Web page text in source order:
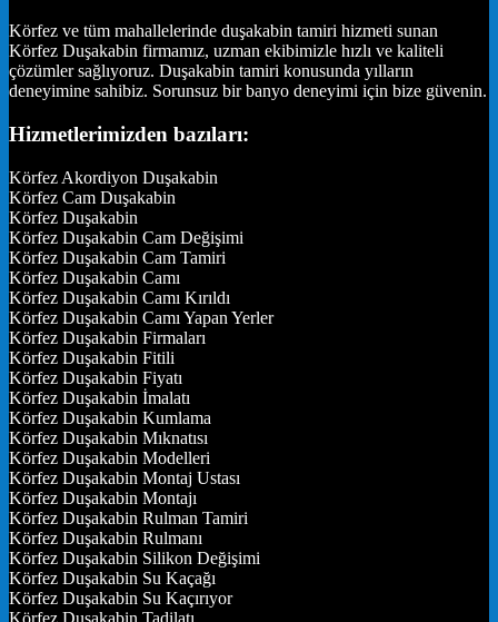
Körfez ve tüm mahallelerinde duşakabin tamiri hizmeti sunan
Körfez Duşakabin firmamız, uzman ekibimizle hızlı ve kaliteli
çözümler sağlıyoruz. Duşakabin tamiri konusunda yılların
deneyimine sahibiz. Sorunsuz bir banyo deneyimi için bize güvenin.
Hizmetlerimizden bazıları:
Körfez Akordiyon Duşakabin
Körfez Cam Duşakabin
Körfez Duşakabin
Körfez Duşakabin Cam Değişimi
Körfez Duşakabin Cam Tamiri
Körfez Duşakabin Camı
Körfez Duşakabin Camı Kırıldı
Körfez Duşakabin Camı Yapan Yerler
Körfez Duşakabin Firmaları
Körfez Duşakabin Fitili
Körfez Duşakabin Fiyatı
Körfez Duşakabin İmalatı
Körfez Duşakabin Kumlama
Körfez Duşakabin Mıknatısı
Körfez Duşakabin Modelleri
Körfez Duşakabin Montaj Ustası
Körfez Duşakabin Montajı
Körfez Duşakabin Rulman Tamiri
Körfez Duşakabin Rulmanı
Körfez Duşakabin Silikon Değişimi
Körfez Duşakabin Su Kaçağı
Körfez Duşakabin Su Kaçırıyor
Körfez Duşakabin Tadilatı